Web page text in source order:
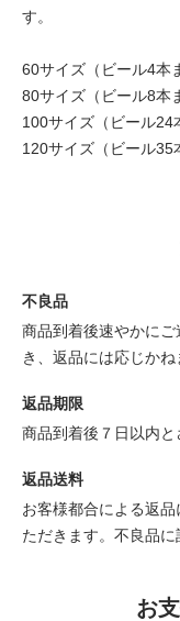
す。
60サイズ（ビール4本
80サイズ（ビール8本
100サイズ（ビール24
120サイズ（ビール35
不良品
商品到着後速やかに
き、返品には応じかね
返品期限
商品到着後７日以内と
返品送料
お客様都合による返
ただきます。不良品に
お